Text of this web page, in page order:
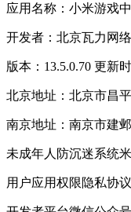
应用名称：小米游戏
开发者：北京瓦力网
版本：13.5.0.70 更新
北京地址：北京市昌
南京地址：南京市建
未成年人防沉迷系统
用户应用权限隐私协议